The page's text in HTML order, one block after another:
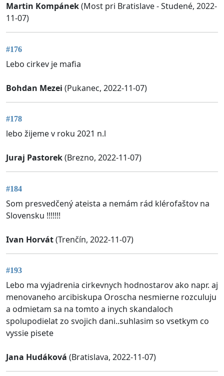
Martin Kompánek(Most pri Bratislave - Studené, 2022-
11-07)
#176
Lebo cirkev je mafia
Bohdan Mezei (Pukanec, 2022-11-07)
#178
lebo žijeme v roku 2021 n.l
Juraj Pastorek(Brezno, 2022-11-07)
#184
Som presvedčený ateista a nemám rád klérofaštov na
Slovensku !!!!!!!
Ivan Horvát(Trenčín, 2022-11-07)
#193
Lebo ma vyjadrenia cirkevnych hodnostarov ako napr. aj
menovaneho arcibiskupa Oroscha nesmierne rozculuju
a odmietam sa na tomto a inych skandaloch
spolupodielat zo svojich dani..suhlasim so vsetkym co
vyssie pisete
Jana Hudáková (Bratislava, 2022-11-07)